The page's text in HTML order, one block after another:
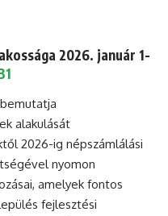
2026. január 1-
alakulását
2026-ig népszámlálási
nyomon
amelyek fontos
fejlesztési